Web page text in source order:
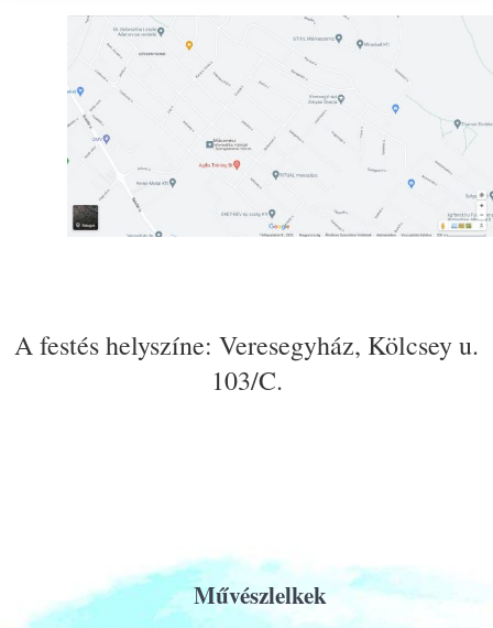
A festés helyszíne: Veresegyház, Kölcsey u.
103/C.
Művészlelkek